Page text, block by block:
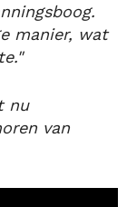
manier, wat
nu
van